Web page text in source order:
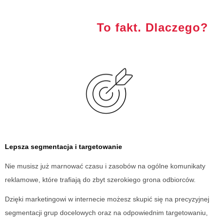
To fakt. Dlaczego?
Lepsza segmentacja i targetowanie
Nie musisz już marnować czasu i zasobów na ogólne komunikaty
reklamowe, które trafiają do zbyt szerokiego grona odbiorców.
Dzięki marketingowi w internecie możesz skupić się na precyzyjnej
segmentacji grup docelowych oraz na odpowiednim targetowaniu,